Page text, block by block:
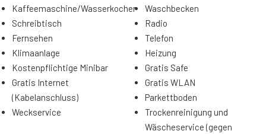
Kaffeemaschine/Wasserkocher
Waschbecken
Schreibtisch
Radio
Fernsehen
Telefon
Klimaanlage
Heizung
Kostenpflichtige Minibar
Gratis Safe
Gratis Internet
(Kabelanschluss)
Gratis WLAN
Parkettboden
Weckservice
Trockenreinigung und
Wäscheservice (gegen